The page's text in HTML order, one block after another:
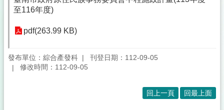
至116年度)
pdf(263.99 KB)
發布單位：綜合產發科
刊登日期：112-09-05
修改時間：112-09-05
回上一頁 回最上面